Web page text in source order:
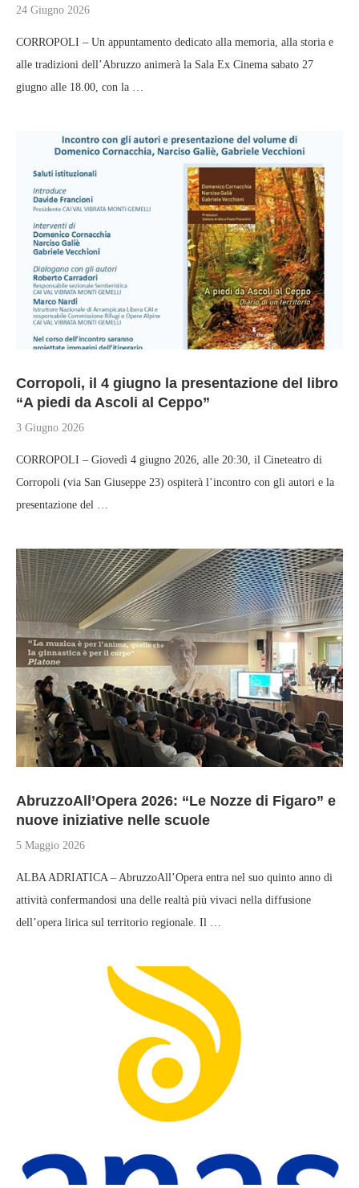
24 Giugno 2026
CORROPOLI – Un appuntamento dedicato alla memoria, alla storia e
alle tradizioni dell’Abruzzo animerà la Sala Ex Cinema sabato 27
giugno alle 18.00, con la …
Corropoli, il 4 giugno la presentazione del libro
“A piedi da Ascoli al Ceppo”
3 Giugno 2026
CORROPOLI – Giovedì 4 giugno 2026, alle 20:30, il Cineteatro di
Corropoli (via San Giuseppe 23) ospiterà l’incontro con gli autori e la
presentazione del …
AbruzzoAll’Opera 2026: “Le Nozze di Figaro” e
nuove iniziative nelle scuole
5 Maggio 2026
ALBA ADRIATICA – AbruzzoAll’Opera entra nel suo quinto anno di
attività confermandosi una delle realtà più vivaci nella diffusione
dell’opera lirica sul territorio regionale. Il …